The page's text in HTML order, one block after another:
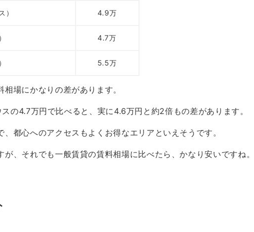
） 4.9万
4.7万
5.5万
場にかなりの差があります。
の4.7万円で比べると、実に4.6万円と約2倍もの差があります。
都心へのアクセスもよくお得なエリアといえそうです。
、それでも一般賃貸の賃料相場に比べたら、かなり安いですね。